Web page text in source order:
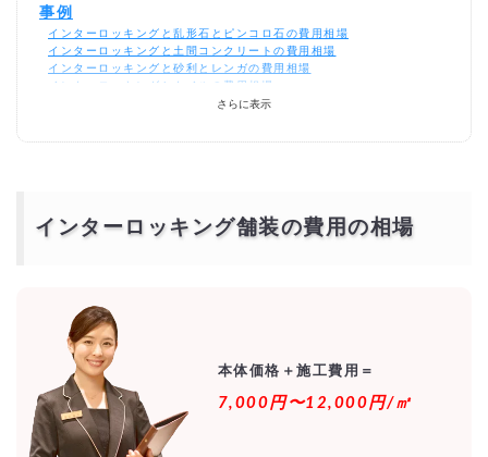
事例
インターロッキングと乱形石とピンコロ石の費用相場
インターロッキングと土間コンクリートの費用相場
インターロッキングと砂利とレンガの費用相場
インターロッキングとタイルの費用相場
インターロッキング舗装の費用を安く抑えるポイント
インターロッキング舗装の業者の選ぶコツは？どこに
実績が豊富
アフターサービス
瑕疵保険加入会社
インターロッキング舗装を激安・格安でするには？
相見積もりとは？
一括見積もり無料サービスで安くインターロッキング舗装をできる優良
業者を探す！
より安価で依頼するには？
さらに表示
インターロッキング舗装の費用の相場
本体価格＋施工費用＝
7,000円〜12,000円/㎡